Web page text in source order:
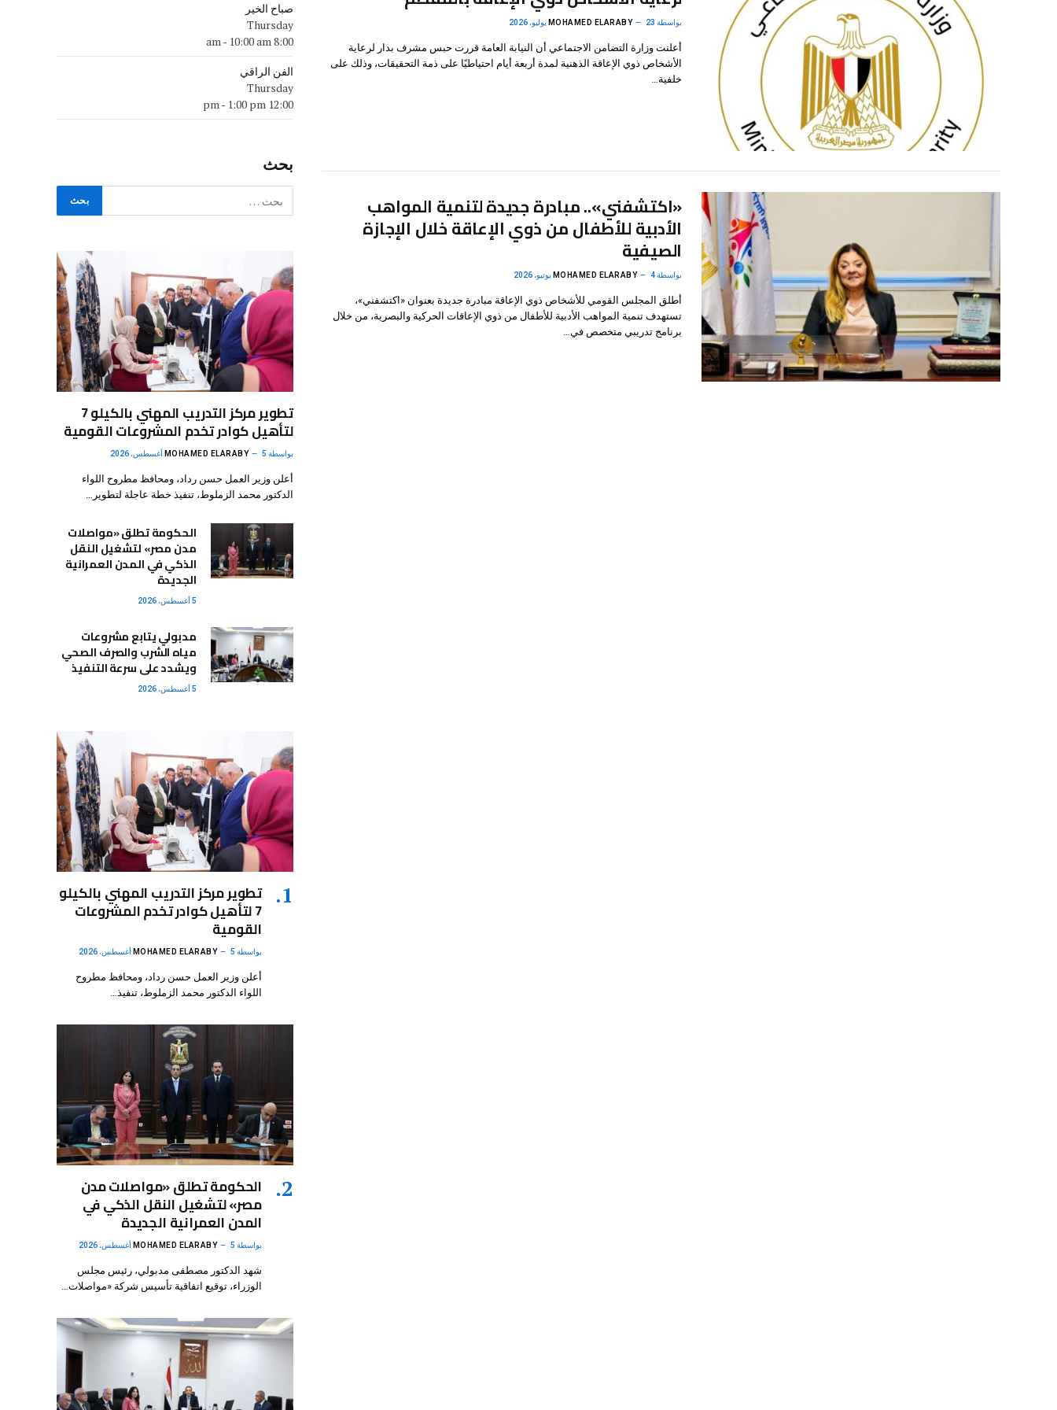
بواسطة MOHAMED ELARABY 23 يوليو، 2026
أعلنت وزارة التضامن الاجتماعي أن النيابة العامة قررت حبس مشرف بدار لرعاية
الأشخاص ذوي الإعاقة الذهنية لمدة أربعة أيام احتياطيًا على ذمة التحقيقات، وذلك على
خلفية…
«اكتشفني».. مبادرة جديدة لتنمية المواهب
الأدبية للأطفال من ذوي الإعاقة خلال الإجازة
الصيفية
بواسطة MOHAMED ELARABY 4 يونيو، 2026
أطلق المجلس القومي للأشخاص ذوي الإعاقة مبادرة جديدة بعنوان «اكتشفني»،
تستهدف تنمية المواهب الأدبية للأطفال من ذوي الإعاقات الحركية والبصرية، من خلال
برنامج تدريبي متخصص في…
صباح الخير
Thursday
8:00 am
- 10:00 am
الفن الراقي
Thursday
12:00 pm
- 1:00 pm
بحث
تطوير مركز التدريب المهني بالكيلو 7
لتأهيل كوادر تخدم المشروعات القومية
بواسطة MOHAMED ELARABY 5 أغسطس، 2026
أعلن وزير العمل حسن رداد، ومحافظ مطروح اللواء
الدكتور محمد الزملوط، تنفيذ خطة عاجلة لتطوير…
الحكومة تطلق «مواصلات
مدن مصر» لتشغيل النقل
الذكي في المدن العمرانية
الجديدة
5 أغسطس، 2026
مدبولي يتابع مشروعات
مياه الشرب والصرف الصحي
ويشدد على سرعة التنفيذ
5 أغسطس، 2026
تطوير مركز التدريب المهني بالكيلو
7 لتأهيل كوادر تخدم المشروعات
القومية
بواسطة MOHAMED ELARABY 5 أغسطس، 2026
أعلن وزير العمل حسن رداد، ومحافظ مطروح
اللواء الدكتور محمد الزملوط، تنفيذ…
الحكومة تطلق «مواصلات مدن
مصر» لتشغيل النقل الذكي في
المدن العمرانية الجديدة
بواسطة MOHAMED ELARABY 5 أغسطس، 2026
شهد الدكتور مصطفى مدبولي، رئيس مجلس
الوزراء، توقيع اتفاقية تأسيس شركة «مواصلات…